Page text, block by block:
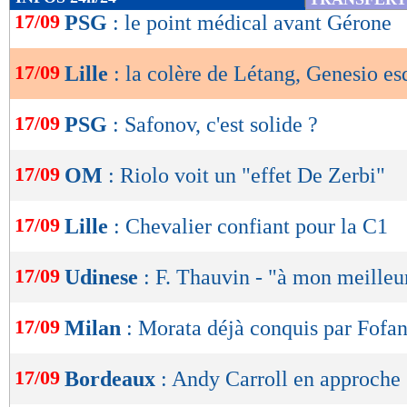
de
OK
17/09 PSG : le point médical avant Gérone
17/09 Lille : la colère de Létang, Genesio
17/09 PSG : Safonov, c'est solide ?
17/09 OM : Riolo voit un "effet De Zerbi"
17/09 Lille : Chevalier confiant pour la C1
17/09 Udinese : F. Thauvin - "à mon
17/09 Milan : Morata déjà conquis par
17/09 Bordeaux : Andy Carroll en approche